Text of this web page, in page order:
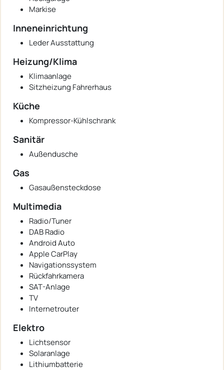
Markise
Inneneinrichtung
Leder Ausstattung
Heizung/Klima
Klimaanlage
Sitzheizung Fahrerhaus
Küche
Kompressor-Kühlschrank
Sanitär
Außendusche
Gas
Gasaußensteckdose
Multimedia
Radio/Tuner
DAB Radio
Android Auto
Apple CarPlay
Navigationssystem
Rückfahrkamera
SAT-Anlage
TV
Internetrouter
Elektro
Lichtsensor
Solaranlage
Lithiumbatterie